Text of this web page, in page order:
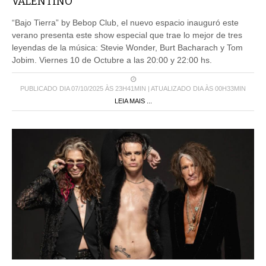
“Bajo Tierra” by Bebop Club, el nuevo espacio inauguró este
verano presenta este show especial que trae lo mejor de tres
leyendas de la música: Stevie Wonder, Burt Bacharach y Tom
Jobim. Viernes 10 de Octubre a las 20:00 y 22:00 hs.
PUBLICADO DIA 07/10/2025 ÀS 23H41MIN | ATUALIZADO DIA ÀS 00H33MIN
LEIA MAIS ...